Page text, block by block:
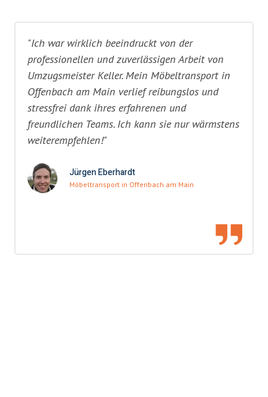
"Ich war wirklich beeindruckt von der
professionellen und zuverlässigen Arbeit von
Umzugsmeister Keller. Mein Möbeltransport in
Offenbach am Main verlief reibungslos und
stressfrei dank ihres erfahrenen und
freundlichen Teams. Ich kann sie nur wärmstens
weiterempfehlen!"
Jürgen Eberhardt
Möbeltransport in Offenbach am Main